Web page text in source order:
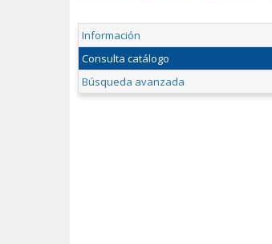
Información
Consulta catálogo
Búsqueda avanzada